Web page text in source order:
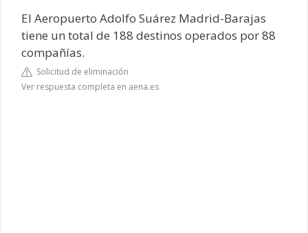
El Aeropuerto Adolfo Suárez Madrid-Barajas
tiene un total de 188 destinos operados por 88
compañías.
Solicitud de eliminación
Ver respuesta completa en aena.es